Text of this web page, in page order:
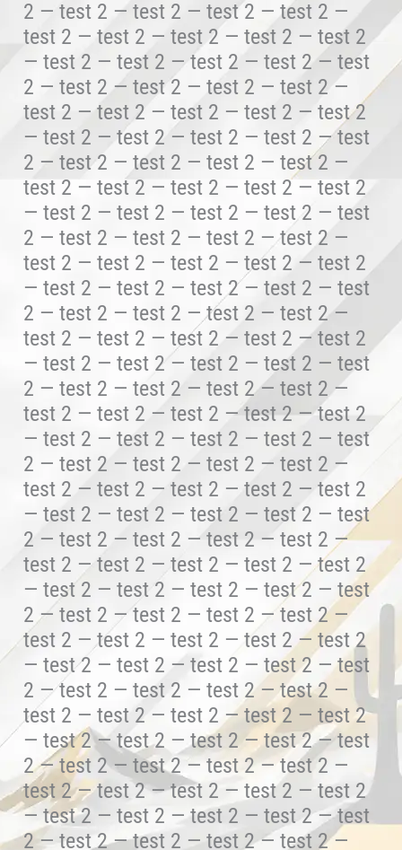
2 — test 2 — test 2 — test 2 — test 2 —
test 2 — test 2 — test 2 — test 2 — test 2
— test 2 — test 2 — test 2 — test 2 — test
2 — test 2 — test 2 — test 2 — test 2 —
test 2 — test 2 — test 2 — test 2 — test 2
— test 2 — test 2 — test 2 — test 2 — test
2 — test 2 — test 2 — test 2 — test 2 —
test 2 — test 2 — test 2 — test 2 — test 2
— test 2 — test 2 — test 2 — test 2 — test
2 — test 2 — test 2 — test 2 — test 2 —
test 2 — test 2 — test 2 — test 2 — test 2
— test 2 — test 2 — test 2 — test 2 — test
2 — test 2 — test 2 — test 2 — test 2 —
test 2 — test 2 — test 2 — test 2 — test 2
— test 2 — test 2 — test 2 — test 2 — test
2 — test 2 — test 2 — test 2 — test 2 —
test 2 — test 2 — test 2 — test 2 — test 2
— test 2 — test 2 — test 2 — test 2 — test
2 — test 2 — test 2 — test 2 — test 2 —
test 2 — test 2 — test 2 — test 2 — test 2
— test 2 — test 2 — test 2 — test 2 — test
2 — test 2 — test 2 — test 2 — test 2 —
test 2 — test 2 — test 2 — test 2 — test 2
— test 2 — test 2 — test 2 — test 2 — test
2 — test 2 — test 2 — test 2 — test 2 —
test 2 — test 2 — test 2 — test 2 — test 2
— test 2 — test 2 — test 2 — test 2 — test
2 — test 2 — test 2 — test 2 — test 2 —
test 2 — test 2 — test 2 — test 2 — test 2
— test 2 — test 2 — test 2 — test 2 — test
2 — test 2 — test 2 — test 2 — test 2 —
test 2 — test 2 — test 2 — test 2 — test 2
— test 2 — test 2 — test 2 — test 2 — test
2 — test 2 — test 2 — test 2 — test 2 —